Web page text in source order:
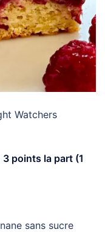
Watchers
3 points la part (1
sans sucre